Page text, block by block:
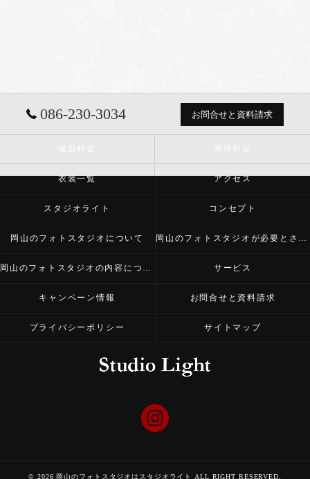
086-230-3034 お問合せと資料請求
衣装一覧 アクセス
スタジオライト コンセプト
岡山のフォトスタジオについて 岡山のフォトスタジオが必要とされる理由
岡山のフォトスタジオの内容について サービス
キャンペーン情報 お問合せと資料請求
プライバシーポリシー サイトマップ
© 2026 岡山のフォトスタジオはスタジオライト ALL RIGHT RESERVED.